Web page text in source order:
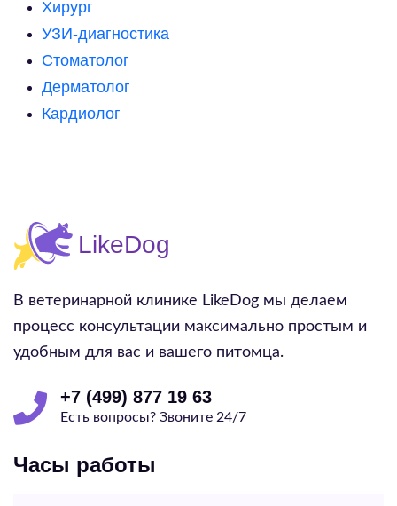
Хирург
УЗИ-диагностика
Стоматолог
Дерматолог
Кардиолог
В ветеринарной клинике LikeDog мы делаем
процесс консультации максимально простым и
удобным для вас и вашего питомца.
+7 (499) 877 19 63
Есть вопросы? Звоните 24/7
Часы работы